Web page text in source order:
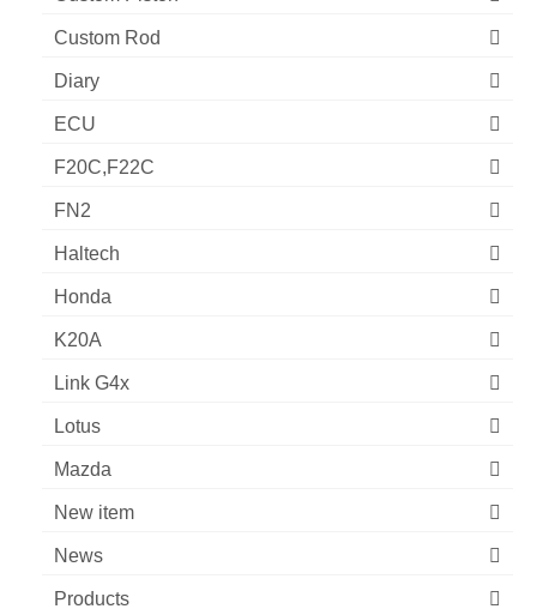
Custom Rod
Diary
ECU
F20C,F22C
FN2
Haltech
Honda
K20A
Link G4x
Lotus
Mazda
New item
News
Products